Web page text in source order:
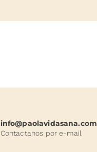
info@paolavidasana.com
Contactanos por e-mail